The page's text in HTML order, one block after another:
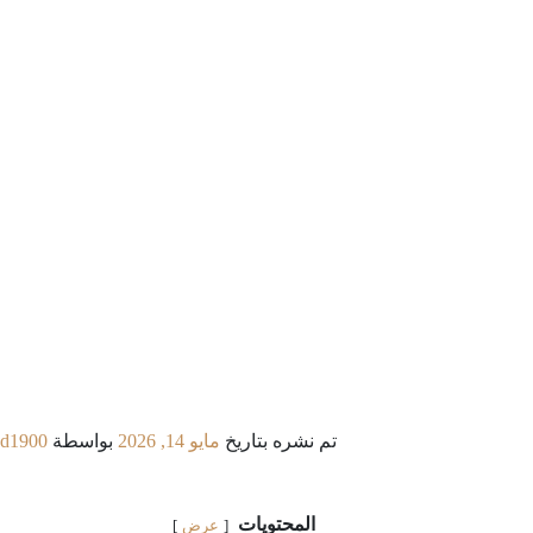
تم نشره بتاريخ مايو 14, 2026 بواسطة
المحتويات عرض